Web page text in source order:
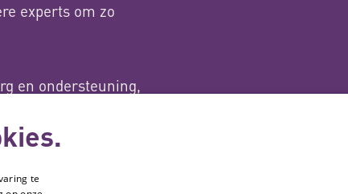
experts om zo
en ondersteuning,
te